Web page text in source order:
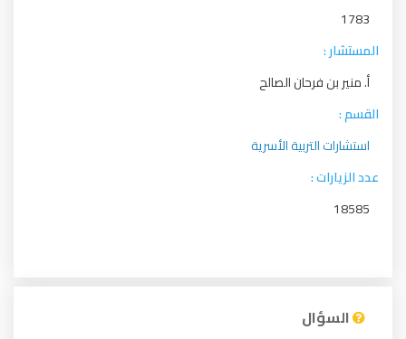
1783
المستشار :
أ. منير بن فرحان الصالح
القسم :
استشارات التربية الأسرية
عدد الزيارات :
18585
السؤال